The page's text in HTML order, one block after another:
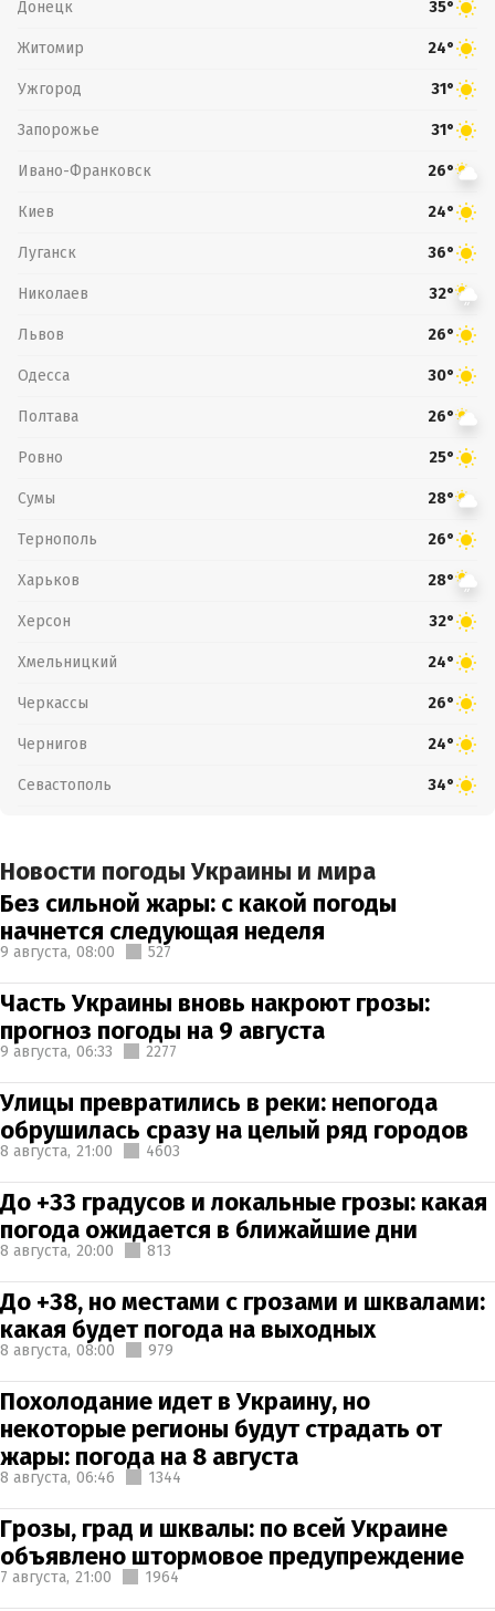
Донецк 35°
Житомир 24°
Ужгород 31°
Запорожье 31°
Ивано-Франковск 26°
Киев 24°
Луганск 36°
Николаев 32°
Львов 26°
Одесса 30°
Полтава 26°
Ровно 25°
Сумы 28°
Тернополь 26°
Харьков 28°
Херсон 32°
Хмельницкий 24°
Черкассы 26°
Чернигов 24°
Севастополь 34°
Новости погоды Украины и мира
Без сильной жары: с какой погоды
начнется следующая неделя
9 августа, 08:00 527
Часть Украины вновь накроют грозы:
прогноз погоды на 9 августа
9 августа, 06:33 2277
Улицы превратились в реки: непогода
обрушилась сразу на целый ряд городов
8 августа, 21:00 4603
До +33 градусов и локальные грозы: какая
погода ожидается в ближайшие дни
8 августа, 20:00 813
До +38, но местами с грозами и шквалами:
какая будет погода на выходных
8 августа, 08:00 979
Похолодание идет в Украину, но
некоторые регионы будут страдать от
жары: погода на 8 августа
8 августа, 06:46 1344
Грозы, град и шквалы: по всей Украине
объявлено штормовое предупреждение
7 августа, 21:00 1964